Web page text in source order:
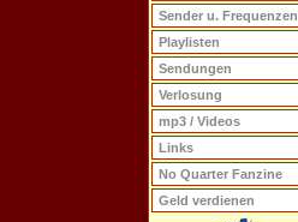
Sender u. Frequenzen
Playlisten
Sendungen
Verlosung
mp3 / Videos
Links
No Quarter Fanzine
Geld verdienen